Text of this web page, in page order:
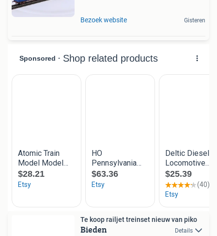
Bezoek website Gisteren
Te koop railjet treinset nieuw van piko
Bieden Details